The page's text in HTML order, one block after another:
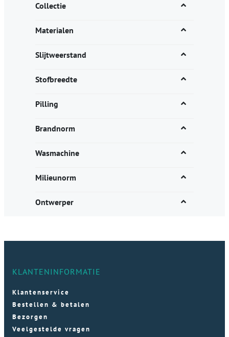
Collectie
Materialen
Slijtweerstand
Stofbreedte
Pilling
Brandnorm
Wasmachine
Milieunorm
Ontwerper
KLANTENINFORMATIE
Klantenservice
Bestellen & betalen
Bezorgen
Veelgestelde vragen